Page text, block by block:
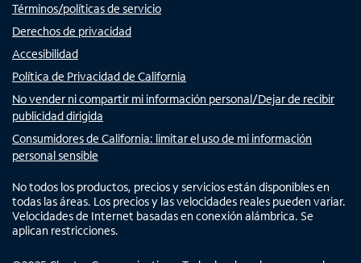
Términos/políticas de servicio
Derechos de privacidad
Accesibilidad
Política de Privacidad de California
No vender ni compartir mi información personal/Dejar de recibir
publicidad dirigida
Consumidores de California: limitar el uso de mi información
personal sensible
No todos los productos, precios y servicios están disponibles en
todas las áreas. Los precios y las velocidades reales pueden variar.
Velocidades de Internet basadas en conexión alámbrica. Se
aplican restricciones.